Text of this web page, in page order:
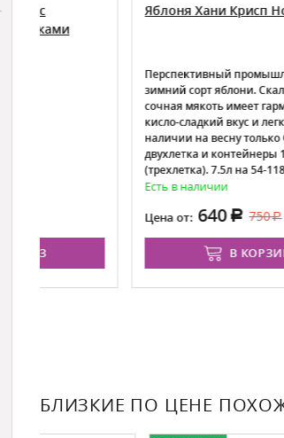
Яблоня Хани Крисп Honey Crisp
Перспективный промышленный
зимний сорт яблони. Скалывающаяся
сочная мякоть имеет гармоничный
кисло-сладкий вкус и легкий аромат. В
наличии на весну только ОКС на р60
двухлетка и контейнеры 10 и 40 литров
(трехлетка). 7.5л на 54-118
750
В КОРЗИНУ
БЛИЗКИЕ ПО ЦЕНЕ